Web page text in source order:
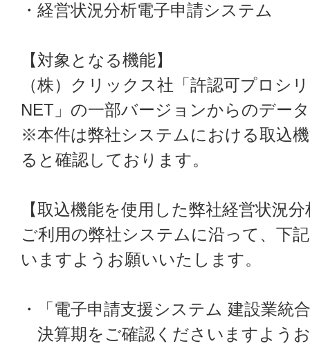
・経営状況分析電子申請システム
【対象となる機能】
（株）クリックス社「許認可プロシ
NET」の一部バージョンからのデー
※本件は弊社システムにおける取込
ると確認しております。
【取込機能を使用した弊社経営状況
ご利用の弊社システムに沿って、下
いますようお願いいたします。
・「電子申請支援システム 建設業統
決算期をご確認くださいますよう